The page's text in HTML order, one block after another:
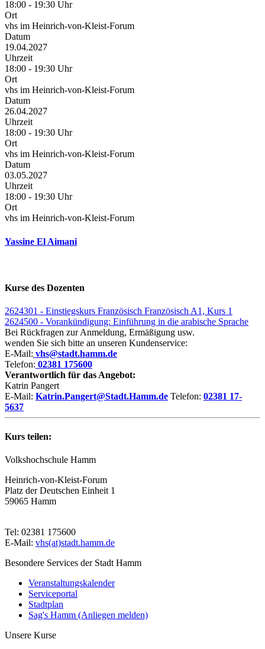
18:00 - 19:30 Uhr
Ort
vhs im Heinrich-von-Kleist-Forum
Datum
19.04.2027
Uhrzeit
18:00 - 19:30 Uhr
Ort
vhs im Heinrich-von-Kleist-Forum
Datum
26.04.2027
Uhrzeit
18:00 - 19:30 Uhr
Ort
vhs im Heinrich-von-Kleist-Forum
Datum
03.05.2027
Uhrzeit
18:00 - 19:30 Uhr
Ort
vhs im Heinrich-von-Kleist-Forum
Yassine El Aimani
Kurse des Dozenten
2624301 - Einstiegskurs Französisch Französisch A1, Kurs 1
2624500 - Vorankündigung: Einführung in die arabische Sprache
Bei Rückfragen zur Anmeldung, Ermäßigung usw.
wenden Sie sich bitte an unseren Kundenservice:
E-Mail: vhs@stadt.hamm.de
Telefon: 02381 175600
Verantwortlich für das Angebot:
Katrin Pangert
E-Mail: Katrin.Pangert@Stadt.Hamm.de Telefon: 02381 17-
5637
Kurs teilen:
Volkshochschule Hamm
Heinrich-von-Kleist-Forum
Platz der Deutschen Einheit 1
59065 Hamm
Tel: 02381 175600
E-Mail: vhs(at)stadt.hamm.de
Besondere Services der Stadt Hamm
Veranstaltungskalender
Serviceportal
Stadtplan
Sag's Hamm (Anliegen melden)
Unsere Kurse